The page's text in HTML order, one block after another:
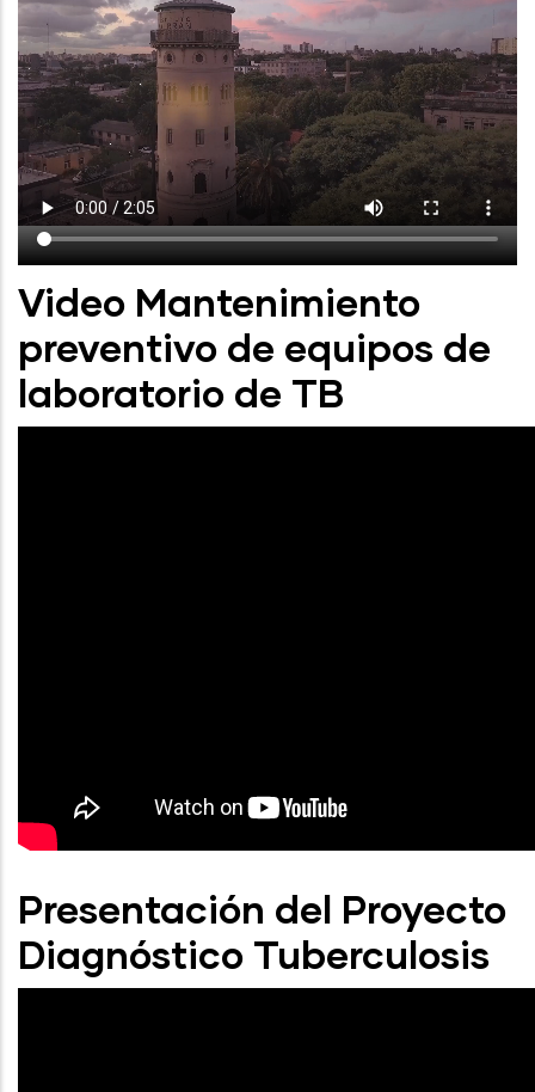
Video Mantenimiento
preventivo de equipos de
laboratorio de TB
Presentación del Proyecto
Diagnóstico Tuberculosis